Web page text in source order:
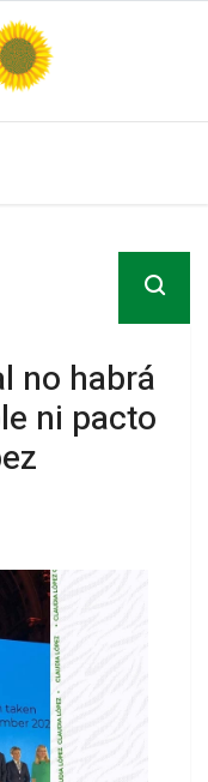
no habrá
ni pacto